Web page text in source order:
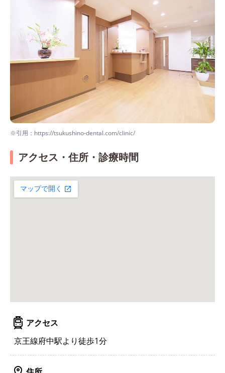
※引用：https://tsukushino-dental.com/clinic/
アクセス・住所・診療時間
アクセス
京王線府中駅より徒歩1分